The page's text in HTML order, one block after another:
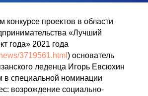
конкурсе проектов в области
«Лучший
года» 2021 года
3719561.html ) основатель
леденца Игорь Евсюхин
в специальной номинации
возрождение социально-